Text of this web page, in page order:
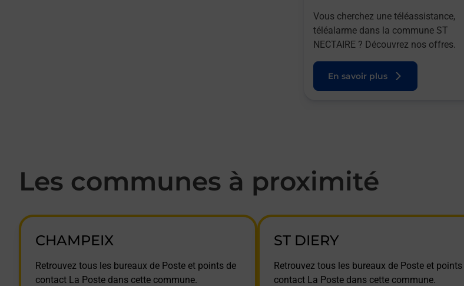
Vous cherchez une téléassistance,
téléalarme dans la commune ST
NECTAIRE ? Découvrez nos offres.
En savoir plus
Les communes à proximité
CHAMPEIX
Retrouvez tous les bureaux de Poste et points de
contact La Poste dans cette commune.
ST DIERY
Retrouvez tous les bureaux de Poste et points
contact La Poste dans cette commune.